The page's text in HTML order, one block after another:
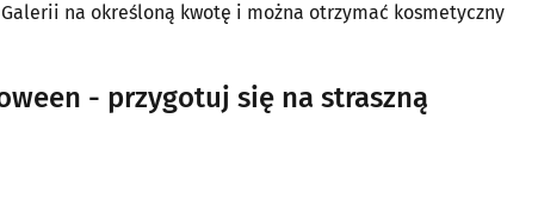
na określoną kwotę i można otrzymać kosmetyczny
- przygotuj się na straszną